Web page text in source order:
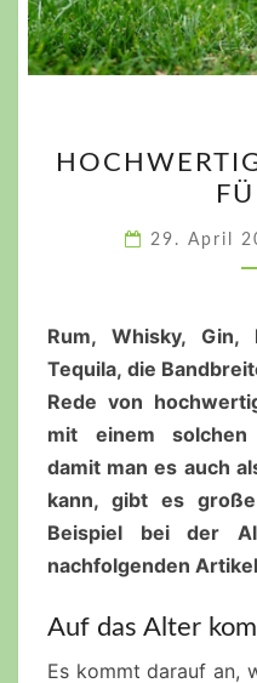
29. April
Rum, Whisky,
Tequila, die
Rede von
mit einem solchen
damit man es auch
kann, gibt es
Beispiel bei der
nachfolgenden
Auf das Alter
Es kommt darauf an,